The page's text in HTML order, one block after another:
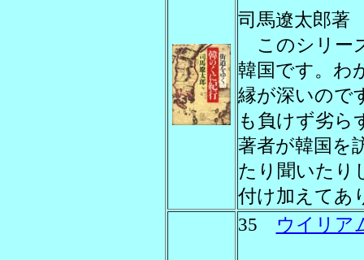
司馬遼太郎著
このシリー
韓国です。わ
縁が深いので
も負けず劣ら
著者が韓国を
たり聞いたり
付け加えてあ
35 ウイリア